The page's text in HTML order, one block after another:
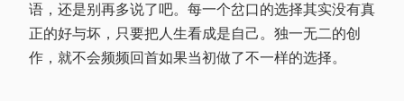
语，还是别再多说了吧。每一个岔口的选择其实没有真
正的好与坏，只要把人生看成是自己。独一无二的创
作，就不会频频回首如果当初做了不一样的选择。